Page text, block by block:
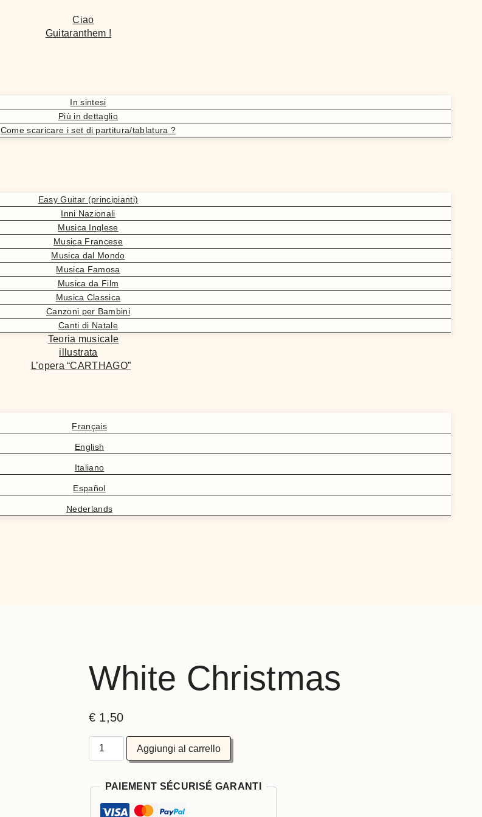
Ciao
Guitaranthem !
In sintesi
Più in dettaglio
Come scaricare i set di partitura/tablatura ?
Easy Guitar (principianti)
Inni Nazionali
Musica Inglese
Musica Francese
Musica dal Mondo
Musica Famosa
Musica da Film
Musica Classica
Canzoni per Bambini
Canti di Natale
Teoria musicale
illustrata
L’opera “CARTHAGO”
Français
English
Italiano
Español
Nederlands
White Christmas
€ 1,50
Aggiungi al carrello
PAIEMENT SÉCURISÉ GARANTI